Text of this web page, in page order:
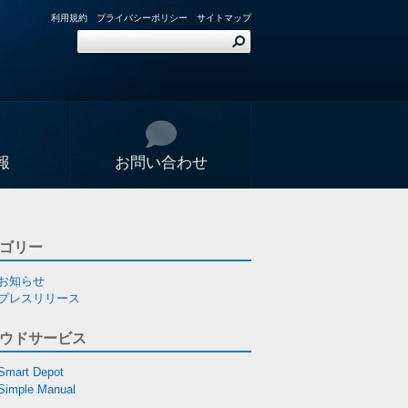
サイトマップ
プライバシーポリシー
利用規約
お問い合わせ
リー
知らせ
レスリリース
ドサービス
Depot
Manual